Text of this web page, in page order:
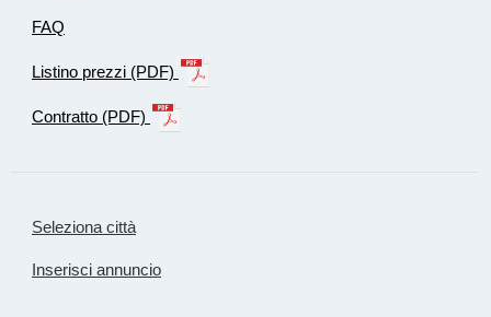
FAQ
Listino prezzi (PDF)
Contratto (PDF)
Seleziona città
Inserisci annuncio